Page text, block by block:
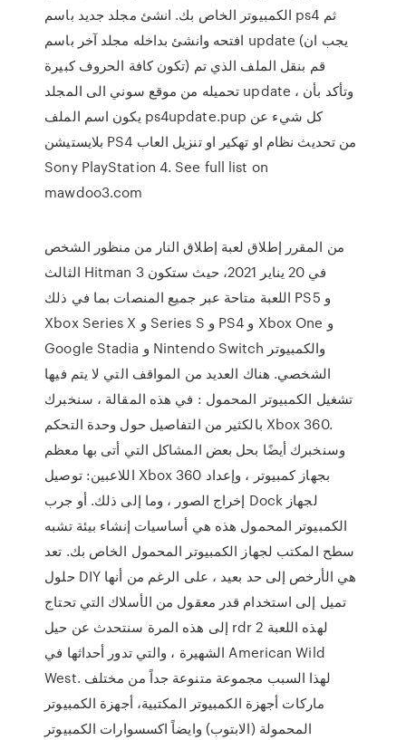
الكمبيوتر الخاص بك. انشئ مجلد جديد باسم ps4 ثم
افتحه وانشئ بداخله مجلد آخر باسم update (يجب ان
تكون كافة الحروف كبيرة) قم بنقل الملف الذي تم
تحميله من موقع سوني الى المجلد update ، وتأكد بأن
يكون اسم الملف ps4update.pup كل شيء عن
بلايستيشن PS4 من تحديث نظام او تهكير او تنزيل العاب
Sony PlayStation 4. See full list on
mawdoo3.com
من المقرر إطلاق لعبة إطلاق النار من منظور الشخص
الثالث Hitman 3 في 20 يناير 2021، حيث ستكون
اللعبة متاحة عبر جميع المنصات بما في ذلك PS5 و
Xbox Series X و Series S و PS4 و Xbox One و
Google Stadia و Nintendo Switch والكمبيوتر
الشخصي. هناك العديد من المواقف التي لا يتم فيها
تشغيل الكمبيوتر المحمول : في هذه المقالة ، سنخبرك
بالكثير من التفاصيل حول وحدة التحكم Xbox 360.
وسنخبرك أيضًا بحل بعض المشاكل التي أتى بها معظم
اللاعبين: توصيل Xbox 360 بجهاز كمبيوتر ، وإعداد
إخراج الصور ، وما إلى ذلك. أو جرب Dock لجهاز
الكمبيوتر المحمول هذه هي أساسيات إنشاء بيئة تشبه
سطح المكتب لجهاز الكمبيوتر المحمول الخاص بك. تعد
حلول DIY هي الأرخص إلى حد بعيد ، على الرغم من أنها
تميل إلى استخدام قدر معقول من الأسلاك التي تحتاج
إلى هذه المرة سنتحدث عن حيل rdr 2 لهذه اللعبة
الشهيرة ، والتي تدور أحداثها في American Wild
West. لهذا السبب مجموعة متنوعة جداً من مختلف
ماركات أجهزة الكمبيوتر المكتبية، أجهزة الكمبيوتر
المحمولة (الابتوب) وايضاً اكسسوارات الكمبيوتر